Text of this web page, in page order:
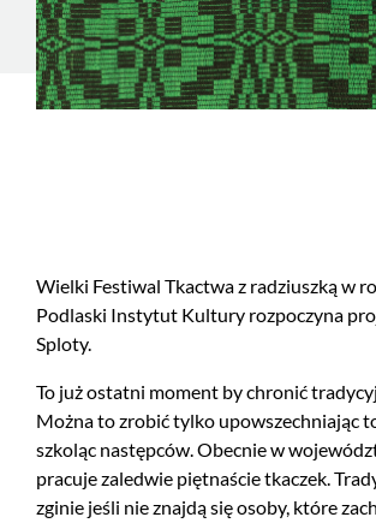
Wielki Festiwal Tkactwa z radziuszką w
Podlaski Instytut Kultury rozpoczyna
Sploty.
To już ostatni moment by chronić
Można to zrobić tylko upowszechniając
szkoląc następców. Obecnie w
pracuje zaledwie piętnaście tkaczek.
zginie jeśli nie znajdą się osoby, które